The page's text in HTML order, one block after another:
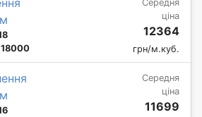
Середня
ціна
12364
грн/м.куб.
Середня
ціна
11699